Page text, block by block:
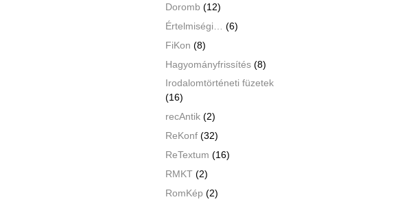
Doromb (12)
Értelmiségi…
(6)
FiKon (8)
Hagyományfrissítés (8)
Irodalomtörténeti füzetek
(16)
recAntik (2)
ReKonf (32)
ReTextum (16)
RMKT (2)
RomKép (2)